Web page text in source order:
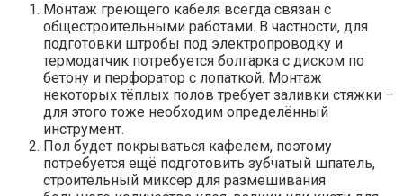
Монтаж греющего кабеля всегда связан с
общестроительными работами. В частности, для
подготовки штробы под электропроводку и
термодатчик потребуется болгарка с диском по
бетону и перфоратор с лопаткой. Монтаж
некоторых тёплых полов требует заливки стяжки –
для этого тоже необходим определённый
инструмент.
Пол будет покрываться кафелем, поэтому
потребуется ещё подготовить зубчатый шпатель,
строительный миксер для размешивания